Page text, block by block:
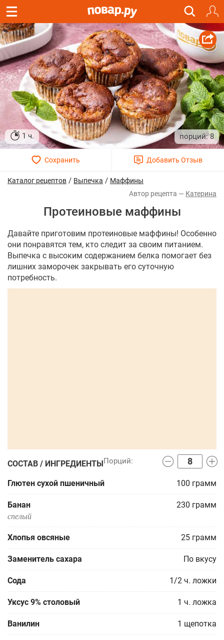
1 ч. 8
Каталог рецептов / Выпечка / Маффины
Катерина
Протеиновые маффины
Давайте приготовим протеиновые маффины! Особенно
они понравятся тем, кто следит за своим питанием.
Выпечка с высоким содержанием белка помогает без
лишних заморочек закрывать его суточную
потребность.
СОСТАВ / ИНГРЕДИЕНТЫ
Глютен сухой пшеничный 100 грамм
Банан 230 грамм
спелый
Хлопья овсяные 25 грамм
Заменитель сахара По вкусу
Сода 1/2 ч. ложки
Уксус 9% столовый 1 ч. ложка
Ванилин 1 щепотка